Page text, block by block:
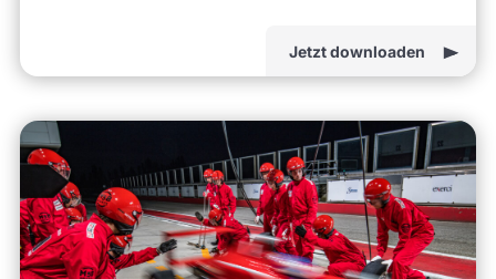
Jetzt downloaden